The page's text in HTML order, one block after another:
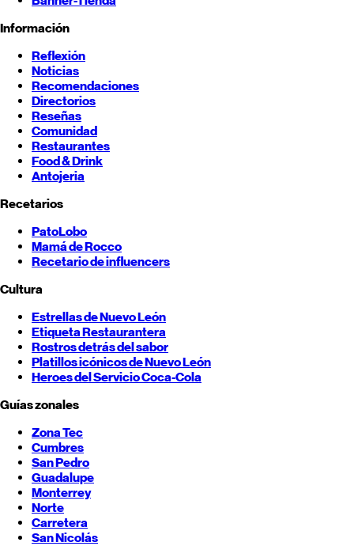
Información
Reflexión
Noticias
Recomendaciones
Directorios
Reseñas
Comunidad
Restaurantes
Food & Drink
Antojeria
Recetarios
PatoLobo
Mamá de Rocco
Recetario de influencers
Cultura
Estrellas deNuevo León
Etiqueta Restaurantera
Rostros detrás del sabor
Platillos icónicos deNuevo León
Heroes del Servicio Coca-Cola
Guías zonales
Zona Tec
Cumbres
San Pedro
Guadalupe
Monterrey
Norte
Carretera
San Nicolás